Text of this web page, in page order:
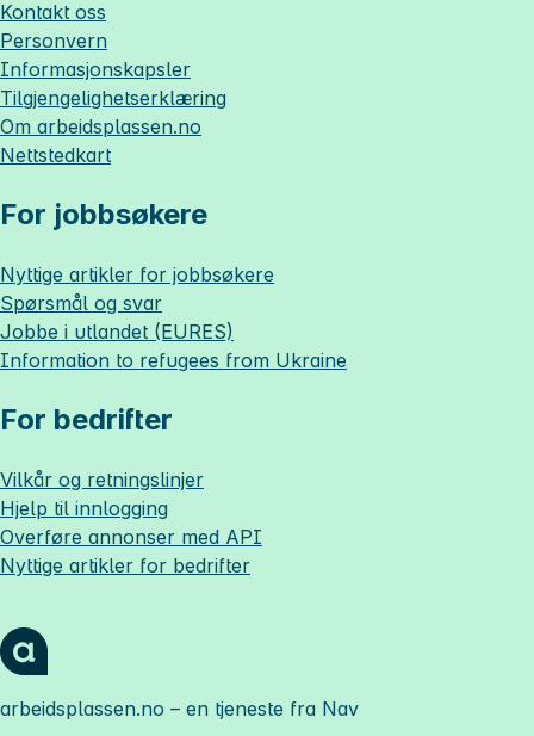
Kontakt oss
Personvern
Informasjonskapsler
Tilgjengelighetserklæring
Om arbeidsplassen.no
Nettstedkart
For jobbsøkere
Nyttige artikler for jobbsøkere
Spørsmål og svar
Jobbe i utlandet (EURES)
Information to refugees from Ukraine
For bedrifter
Vilkår og retningslinjer
Hjelp til innlogging
Overføre annonser med API
Nyttige artikler for bedrifter
arbeidsplassen.no – en tjeneste fra Nav